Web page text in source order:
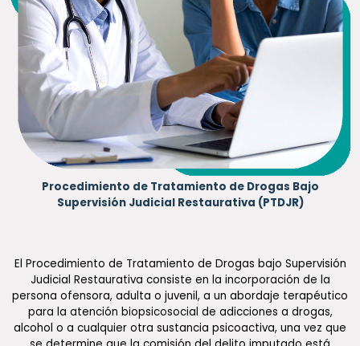
Procedimiento de Tratamiento de Drogas Bajo
Supervisión Judicial Restaurativa (PTDJR)
El Procedimiento de Tratamiento de Drogas bajo Supervisión
Judicial Restaurativa consiste en la incorporación de la
persona ofensora, adulta o juvenil, a un abordaje terapéutico
para la atención biopsicosocial de adicciones a drogas,
alcohol o a cualquier otra sustancia psicoactiva, una vez que